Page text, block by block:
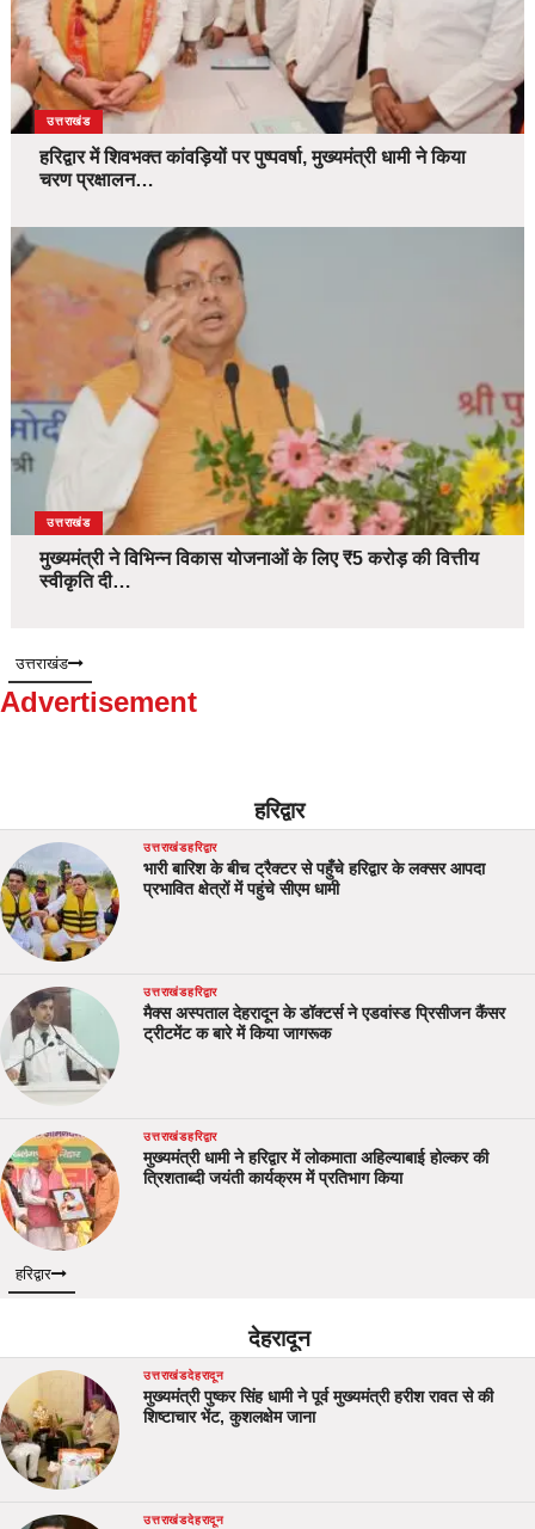
उत्तराखंड
हरिद्वार में शिवभक्त कांवड़ियों पर पुष्पवर्षा, मुख्यमंत्री धामी ने किया
चरण प्रक्षालन…
उत्तराखंड
मुख्यमंत्री ने विभिन्न विकास योजनाओं के लिए ₹5 करोड़ की वित्तीय
स्वीकृति दी…
उत्तराखंड
Advertisement
हरिद्वार
उत्तराखंडहरिद्वार
भारी बारिश के बीच ट्रैक्टर से पहुँचे हरिद्वार के लक्सर आपदा
प्रभावित क्षेत्रों में पहुंचे सीएम धामी
उत्तराखंडहरिद्वार
मैक्स अस्पताल देहरादून के डॉक्टर्स ने एडवांस्ड प्रिसीजन कैंसर
ट्रीटमेंट क बारे में किया जागरूक
उत्तराखंडहरिद्वार
मुख्यमंत्री धामी ने हरिद्वार में लोकमाता अहिल्याबाई होल्कर की
त्रिशताब्दी जयंती कार्यक्रम में प्रतिभाग किया
हरिद्वार
देहरादून
उत्तराखंडदेहरादून
मुख्यमंत्री पुष्कर सिंह धामी ने पूर्व मुख्यमंत्री हरीश रावत से की
शिष्टाचार भेंट, कुशलक्षेम जाना
उत्तराखंडदेहरादून